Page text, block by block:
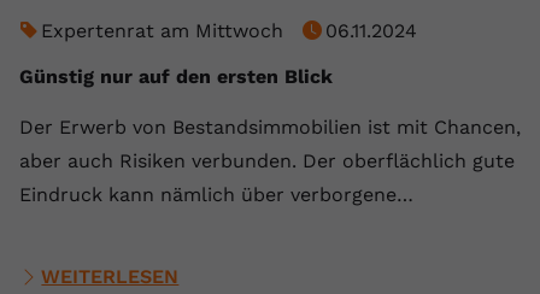
Expertenrat am Mittwoch
06.11.2024
Günstig nur auf den ersten Blick
Der Erwerb von Bestandsimmobilien ist mit Chancen,
aber auch Risiken verbunden. Der oberflächlich gute
Eindruck kann nämlich über verborgene…
WEITERLESEN